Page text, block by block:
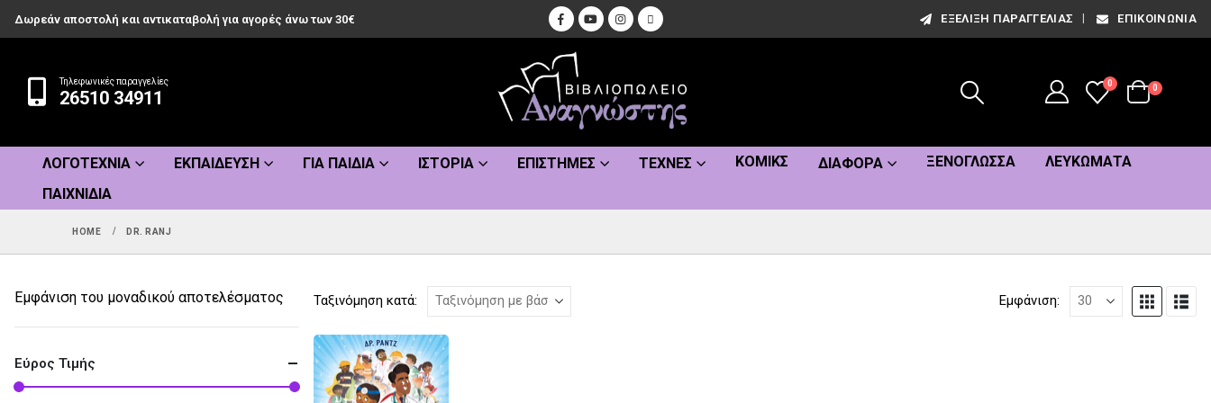
Δωρεάν αποστολή και αντικαταβολή για αγορές άνω των 30€ ΕΞΈΛΙΞΗ ΠΑΡΑΓΓΕΛΊΑΣ ΕΠΙΚΟΙΝΩΝΊΑ
Τηλεφωνικές παραγγελίες
26510 34911
0
0
ΛΟΓΟΤΕΧΝΊΑ ΕΚΠΑΊΔΕΥΣΗ ΓΙΑ ΠΑΙΔΙΆ ΙΣΤΟΡΊΑ ΕΠΙΣΤΉΜΕΣ ΤΈΧΝΕΣ ΚΌΜΙΚΣ ΔΙΆΦΟΡΑ ΞΕΝΌΓΛΩΣΣΑ
ΛΕΥΚΏΜΑΤΑ
ΠΑΙΧΝΊΔΙΑ
HOME DR. RANJ
Ταξινόμηση κατά: Εμφάνιση:
Εμφάνιση του μοναδικού αποτελέσματος
Εύρος Τιμής